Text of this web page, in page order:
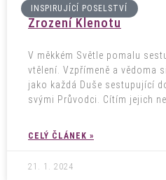
INSPIRUJÍCÍ POSELSTVÍ
Zrození Klenotu
V měkkém Světle pomalu
vtělení. Vzpřímeně a vědoma
jako každá Duše sestupující
svými Průvodci. Cítím jejich
CELÝ ČLÁNEK »
21. 1. 2024